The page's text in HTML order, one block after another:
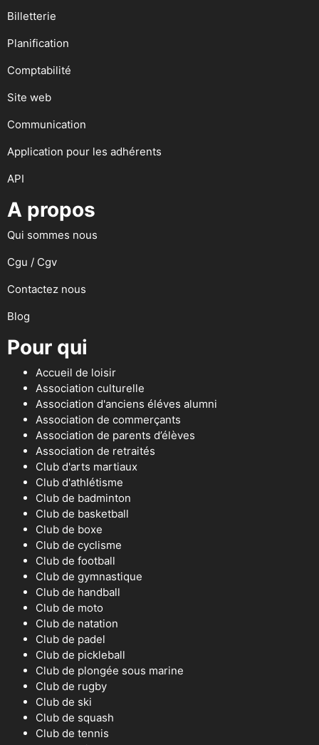
Billetterie
Planification
Comptabilité
Site web
Communication
Application pour les adhérents
API
A propos
Qui sommes nous
Cgu / Cgv
Contactez nous
Blog
Pour qui
Accueil de loisir
Association culturelle
Association d'anciens éléves alumni
Association de commerçants
Association de parents d’élèves
Association de retraités
Club d'arts martiaux
Club d'athlétisme
Club de badminton
Club de basketball
Club de boxe
Club de cyclisme
Club de football
Club de gymnastique
Club de handball
Club de moto
Club de natation
Club de padel
Club de pickleball
Club de plongée sous marine
Club de rugby
Club de ski
Club de squash
Club de tennis